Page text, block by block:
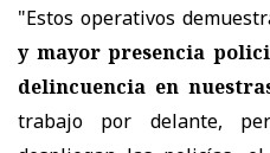
"Estos operativos
y mayor presencia
delincuencia en
trabajo por delante,